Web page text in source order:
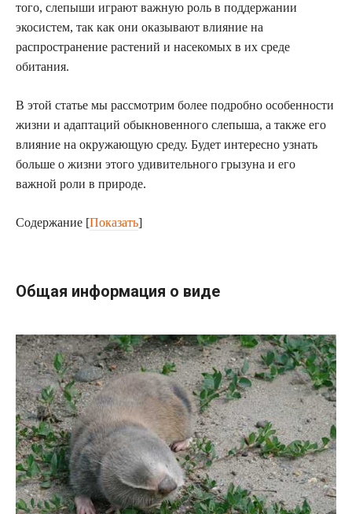
того, слепыши играют важную роль в поддержании
экосистем, так как они оказывают влияние на
распространение растений и насекомых в их среде
обитания.
В этой статье мы рассмотрим более подробно особенности
жизни и адаптаций обыкновенного слепыша, а также его
влияние на окружающую среду. Будет интересно узнать
больше о жизни этого удивительного грызуна и его
важной роли в природе.
Содержание [Показать]
Общая информация о виде